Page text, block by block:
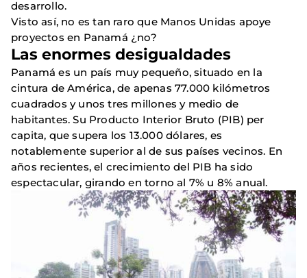
desarrollo.
Visto así, no es tan raro que Manos Unidas apoye
proyectos en Panamá ¿no?
Las enormes desigualdades
Panamá es un país muy pequeño, situado en la
cintura de América, de apenas 77.000 kilómetros
cuadrados y unos tres millones y medio de
habitantes. Su Producto Interior Bruto (PIB) per
capita, que supera los 13.000 dólares, es
notablemente superior al de sus países vecinos. En
años recientes, el crecimiento del PIB ha sido
espectacular, girando en torno al 7% u 8% anual.